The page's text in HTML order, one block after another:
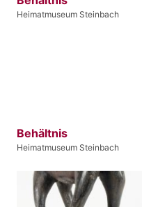
Heimatmuseum Steinbach
Behältnis
Heimatmuseum Steinbach